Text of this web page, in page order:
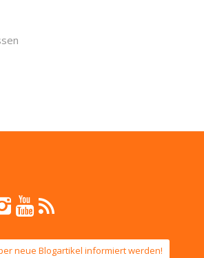
neue Blogartikel informiert werden!